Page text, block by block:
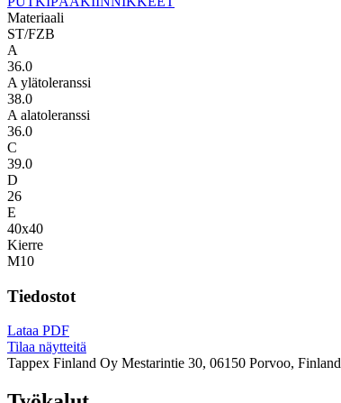
Materiaali
ST/FZB
A
36.0
A ylätoleranssi
38.0
A alatoleranssi
36.0
C
39.0
D
26
E
40x40
Kierre
M10
Tiedostot
Lataa PDF
Tilaa näytteitä
Tappex Finland Oy Mestarintie 30, 06150 Porvoo, Finland